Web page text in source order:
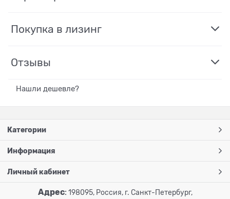
Покупка в лизинг
Отзывы
Нашли дешевле?
Категории
Информация
Личный кабинет
Адрес: 198095, Россия, г. Санкт-Петербург,